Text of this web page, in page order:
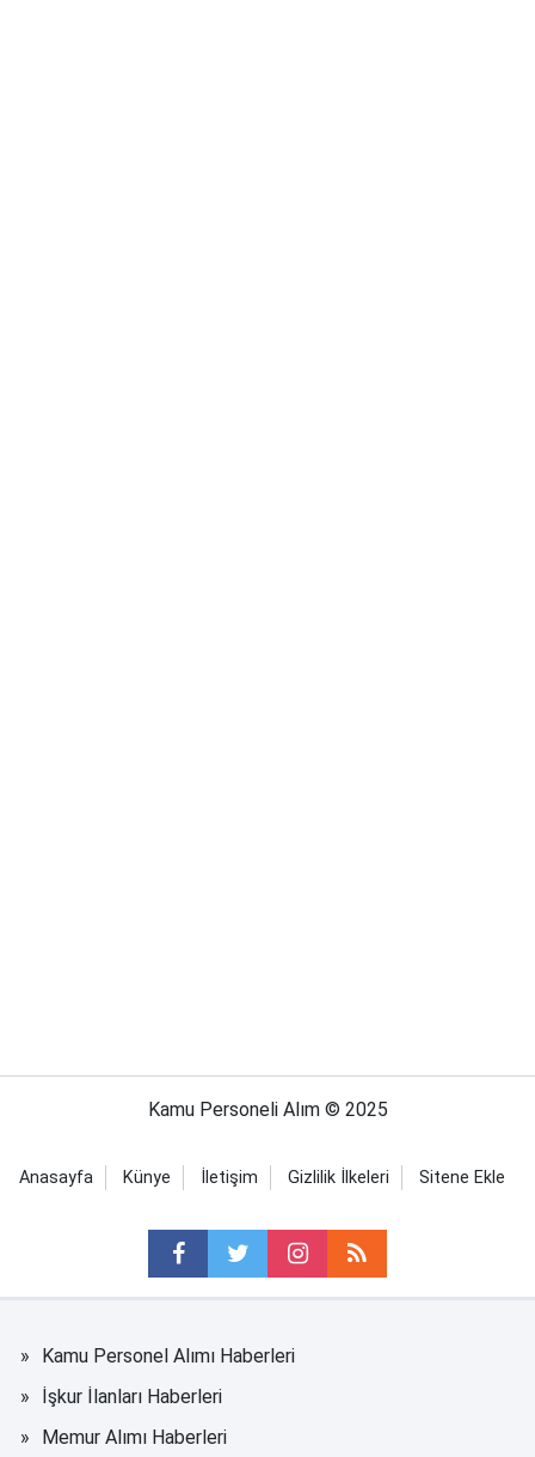
Kamu Personeli Alım © 2025
Anasayfa Künye İletişim Gizlilik İlkeleri Sitene Ekle
Kamu Personel Alımı Haberleri
İşkur İlanları Haberleri
Memur Alımı Haberleri